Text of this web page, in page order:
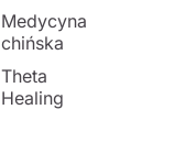
Medycyna
chińska
Theta
Healing